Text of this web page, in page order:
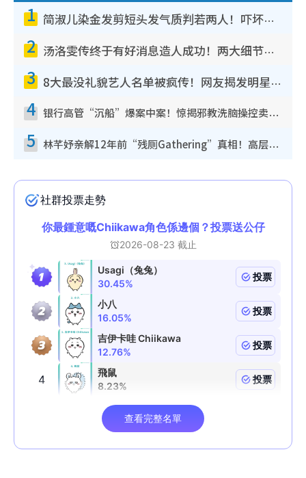
1 简淑儿染金发剪短头发气质判若两人！吓坏老公麦大力都认不出：“你做什么？”
2 汤洛雯传终于有好消息造人成功！两大细节曝孕味极浓引猜测：大肚婆先会咁！
3 8大最没礼貌艺人名单被疯传！网友揭发明星真面目，一致数落这一位是无品天花板？
4 银行高管“沉船”爆案中案！惊揭邪教洗脑操控卖淫被吞600万，幕后黑手讲多错多
5 林芊妤亲解12年前“残厕Gathering”真相！高层解约一句话重创尊严，至今拒返TVB